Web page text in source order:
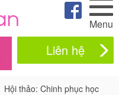
Menu
Liên hệ
Hội thảo: Chinh phục học